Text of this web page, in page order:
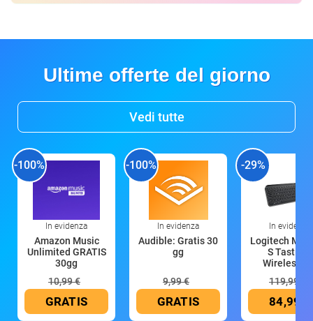
Ultime offerte del giorno
Vedi tutte
-100%
In evidenza
Amazon Music
Unlimited GRATIS
30gg
10,99 €
GRATIS
-100%
In evidenza
Audible: Gratis 30
gg
9,99 €
GRATIS
-29%
In evidenza
Logitech MX
S Tastiera
Wireless
119,99 €
84,99 €